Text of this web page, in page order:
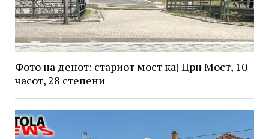
Фото на денот: стариот мост кај Црн Мост, 10
часот, 28 степени